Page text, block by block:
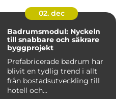
02. dec
Badrumsmodul: Nyckeln
till snabbare och säkrare
byggprojekt
Prefabricerade badrum har
blivit en tydlig trend i allt
från bostadsutveckling till
hotell och...